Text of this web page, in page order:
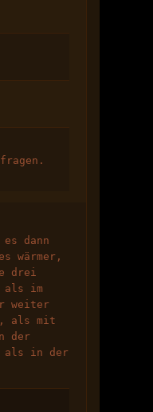
dann
wärmer,
drei
als im
weiter
als mit
der
als in der